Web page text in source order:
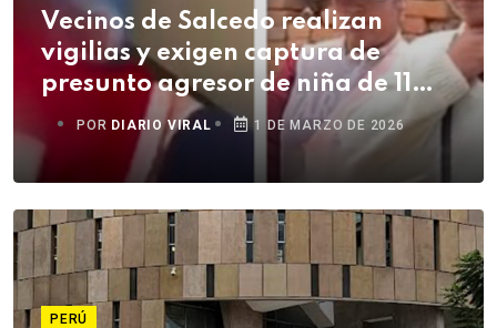
Vecinos de Salcedo realizan
vigilias y exigen captura de
presunto agresor de niña de 11
años
POR DIARIO VIRAL 1 DE MARZO DE 2026
PERÚ